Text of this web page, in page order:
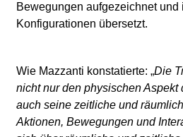
Bewegungen aufgezeichnet und
Konfigurationen übersetzt.
Wie Mazzanti konstatierte: „Die
nicht nur den physischen Aspekt
auch seine zeitliche und
Aktionen, Bewegungen und